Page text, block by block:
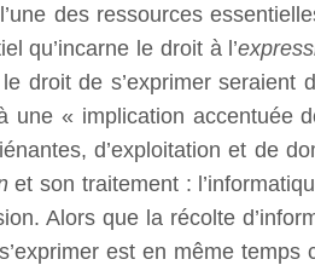
des ressources
qu’incarne le droit à l’
droit de s’exprimer
« implication accentuée
d’exploitation et de
et son traitement :
Alors que la récolte
est en même